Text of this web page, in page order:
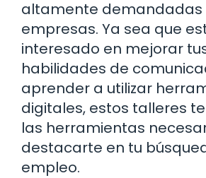
altamente demandadas
empresas. Ya sea que
interesado en mejorar
habilidades de
aprender a utilizar
digitales, estos talleres
las herramientas
destacarte en tu
empleo.